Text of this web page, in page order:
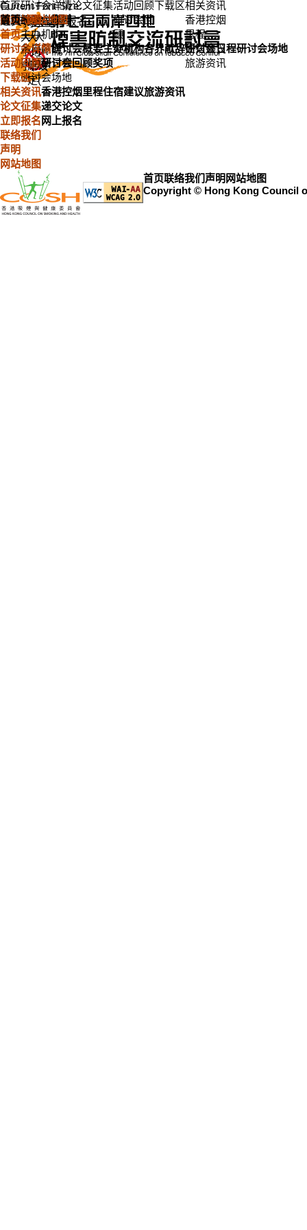
Current Font Size:
跳到內容
繁體字型
大
小：
小(
A)
字型
大
小：
原设
定(
A)
字型
大
小：
大(
A)
首页研讨会详情
研讨会概要
主办机构
各界献辞
研讨会日程
研讨会场地
论文征集活动回顾
研讨会回
顾
奖项
下载区相关资讯
香港控烟
里程
住宿建议
旅游资讯
递交论文立即报名
网站地图
首页>网站地图
首页
研讨会详情研讨会概要主办机构各界献辞研讨会日程研讨会场地
活动回顾研讨会回顾奖项
下载区
相关资讯香港控烟里程住宿建议旅游资讯
论文征集递交论文
立即报名 网上报名
联络我们
声明
网站地图
首页联络我们声明 网站地图
Copyright © Hong Kong Council